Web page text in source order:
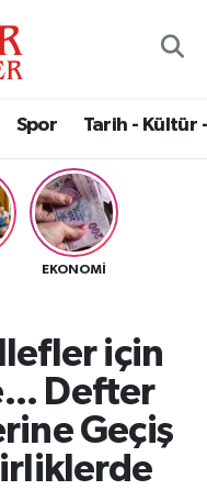
Spor Tarih - Kültür
EKONOMI
için
Defter
Geçiş